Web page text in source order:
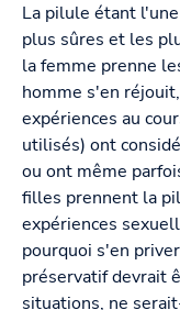
La pilule étant
plus sûres et les
la femme prenne
homme s'en
expériences au
utilisés) ont
ou ont même
filles prennent la
expériences
pourquoi s'en
préservatif devrait
situations, ne